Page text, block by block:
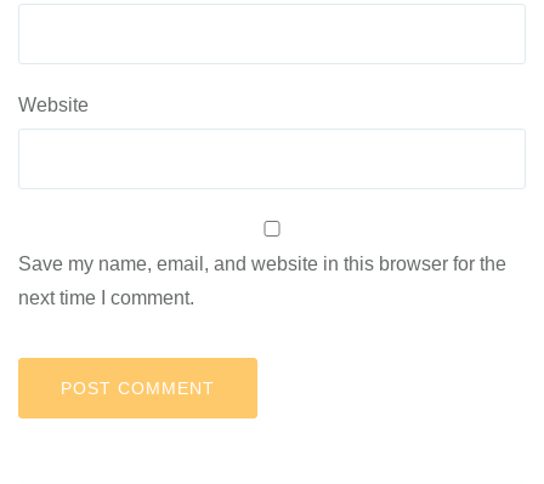
Website
Save my name, email, and website in this browser for the
next time I comment.